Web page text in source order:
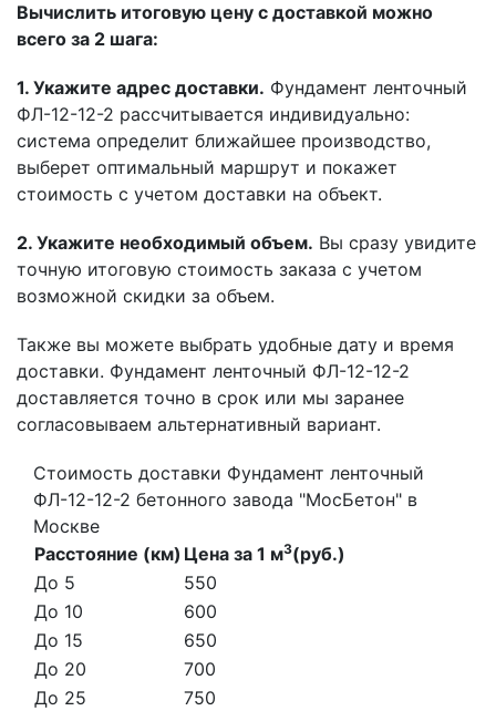
Вычислить итоговую цену с доставкой можно
всего за 2 шага:
1. Укажите адрес доставки. Фундамент ленточный
ФЛ-12-12-2 рассчитывается индивидуально:
система определит ближайшее производство,
выберет оптимальный маршрут и покажет
стоимость с учетом доставки на объект.
2. Укажите необходимый объем. Вы сразу увидите
точную итоговую стоимость заказа с учетом
возможной скидки за объем.
Также вы можете выбрать удобные дату и время
доставки. Фундамент ленточный ФЛ-12-12-2
доставляется точно в срок или мы заранее
согласовываем альтернативный вариант.
Стоимость доставки Фундамент ленточный
ФЛ-12-12-2 бетонного завода "МосБетон" в
Москве
Расстояние (км) Цена за 1 м3(руб.)
До 5
550
До 10
600
До 15
650
До 20
700
До 25
750